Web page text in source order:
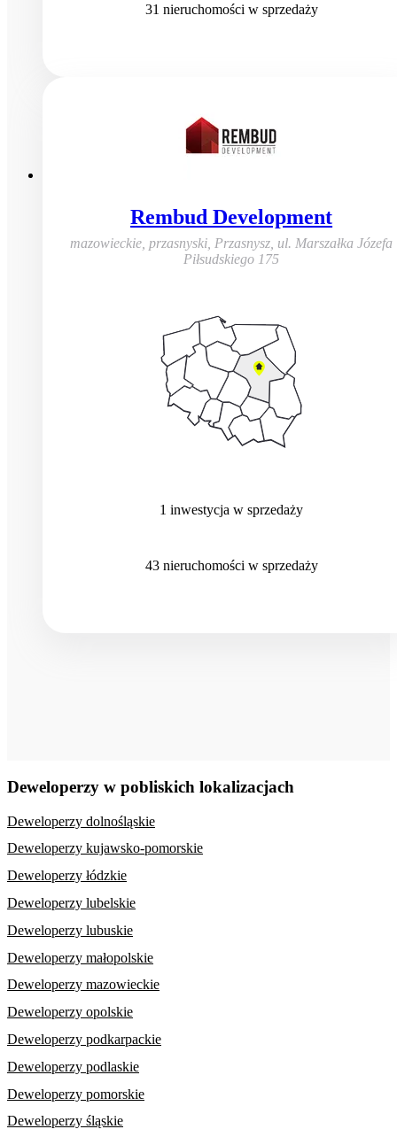
31 nieruchomości w sprzedaży
Rembud Development
mazowieckie, przasnyski, Przasnysz ul. Marszałka Józefa
Piłsudskiego 175
1 inwestycja w sprzedaży
43 nieruchomości w sprzedaży
Deweloperzy w pobliskich lokalizacjach
Deweloperzy dolnośląskie
Deweloperzy kujawsko-pomorskie
Deweloperzy łódzkie
Deweloperzy lubelskie
Deweloperzy lubuskie
Deweloperzy małopolskie
Deweloperzy mazowieckie
Deweloperzy opolskie
Deweloperzy podkarpackie
Deweloperzy podlaskie
Deweloperzy pomorskie
Deweloperzy śląskie